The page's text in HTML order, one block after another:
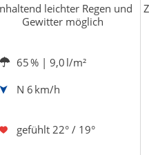
leichter Regen und
Gewitter möglich
65 % | 9,0 l/m²
N 6 km/h
gefühlt 22° / 19°